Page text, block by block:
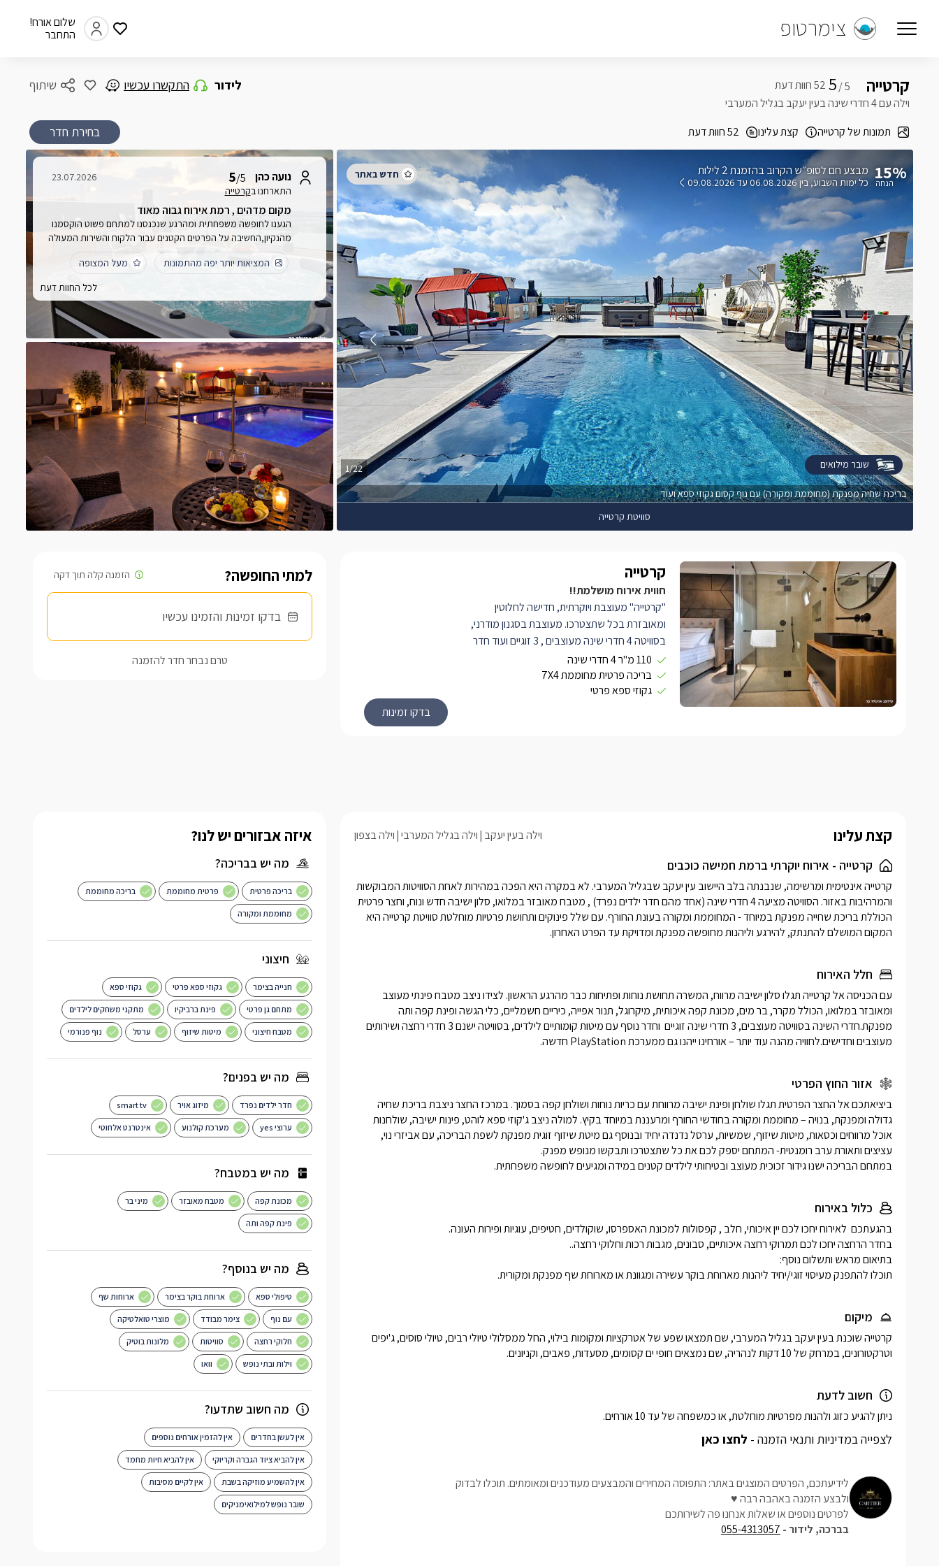
צימרטופ
שלום אורח!
התחבר
קרטייה 5 /
5
וילה עם 4 חדרי שינה בעין יעקב בגליל המערבי
תמונות של קרטייה
קצת עלינו 52 חוות דעת
שיתוף לידור התקשרו עכשיו
בחירת חדר
בריכת שחיה מפנקת (מחוממת ומקורה) עם נוף קסום גקוזי ספא ועוד
1/22
סוויטת קרטייה
15% בהזמנת 2 לילות
כל ימות השבוע בין 06.08.2026 עד 09.08.2026 נועה כהן 5/5
התארחנו בקרטייה
23.07.2026
מקום מדהים , רמת אירוח גבוה מאוד
הגענו לחופשה משפחתית ומהרגע שנכנסנו למתחם פשוט הוקסמנו
מהנקיון,החשיבה על הפרטים הקטנים עבור הלקוח והשירות המעולה
של לידור בעל המקום שחשב על הכל כדי להפוך לנו את החופשה
לטובה ונעימה יותר אין ספק שנהננו מאוד ונחזור שוב! לידור אתה אלוף
המציאות יותר יפה מהתמונות
מעל המצופה
לכל החוות דעת
שובר מילואים
למתי החופשה?
בדקו זמינות והזמינו עכשיו
טרם נבחר חדר להזמנה
קרטייה
חווית אירוח מושלמת!!
"קרטייה" מעוצבת ויוקרתית, חדישה לחלוטין
ומאובזרת בכל שתצטרכו. מעוצבת בסגנון מודרני,
בסוויטה 4 חדרי שינה מעוצבים , 3 זוגיים ועוד חדר
ילדים נפרד עם מיטות קומותיים טלויזיה וקונסולת
פלייסטשן, ישנם 3 חדרי רחצה ושירותים ובהם יחכו
לכם מגבות רכות, חלוקים ותמרוקי רחצה.
משם גם היציאה אל המרפסת והחצר הפרטית
הגדולה והמטופחת של המתחם הכוללת בריכה
פרטית מחוממת ומקורה בעונה וג'קוזי ספא פרטי.
110 מ"ר 4 חדרי שינה
בריכה פרטית מחוממת 7X4
גקוזי ספא פרטי
קצת עלינו וילה בעין יעקב וילה בגליל המערבי וילה בצפון
קרטייה - אירוח יוקרתי ברמת חמישה כוכבים
המקום המושלם להתנתק, להירגע וליהנות מחופשה מפנקת ומדויקת עד הפרט האחרון.
חלל האירוח
מעוצבים וחדישים.לחוויה מהנה עוד יותר – אורחינו ייהנו גם ממערכת PlayStation חדשה.
אזור החוץ הפרטי
במתחם הבריכה ישנו גידור זכוכית מעוצב ובטיחותי לילדים קטנים במידה ומגיעים לחופשה משפחתית.
כלול באירוח
תוכלו להתפנק מעיסוי זוגי/יחיד ליהנות מארוחת בוקר עשירה ומגוונת או מארוחת שף מפנקת ומקורית.
מיקום
וטרקטורונים, במרחק של 10 דקות לנהריה, שם נמצאים חופי ים קסומים, מסעדות, פאבים, וקניונים.
חשוב לדעת
ניתן להגיע כזוג ולהנות מפרטיות מוחלטת, או כמשפחה של עד 10 אורחים.
לצפייה במדיניות ותנאי הזמנה - לחצו כאן
לידיעתכם, הפרטים המוצגים באתר: התפוסה המחירים והמבצעים מעודכנים ומאומתים. תוכלו לבדוק
ולבצע הזמנה באהבה רבה ♥
לפרטים נוספים או שאלות אנחנו פה לשירותכם
בברכה, לידור - 055-4313057
איזה אבזורים יש לנו?
מה יש בבריכה?
בריכה פרטית פרטית מחוממת בריכה מחוממת
מחוממת ומקורה
חיצוני
חנייה בצימר גקוזי ספא פרטי גקוזי ספא
מתחם גן פרטי פינת ברביקיו מתקני משחקים לילדים
מטבח חיצוני מיטות שיזוף ערסל נוף פנורמי
מה יש בפנים?
חדר ילדים נפרד מיזוג אויר smart tv
ערוצי yes מערכת קולנוע אינטרנט אלחוטי
מה יש במטבח?
מכונת קפה מטבח מאובזר מיני בר
פינת קפה ותה
מה יש בנוסף?
טיפולי ספא ארוחת בוקר בצימר ארוחות שף
עם נוף צימר מבודד מוצרי טואלטיקה
חלוקי רחצה סוויטות מלונות בוטיק
וילות ובתי נופש וואו
מה חשוב שתדעו?
אין לעשן בחדרים אין להזמין אורחים נוספים
אין להביא ציוד הגברה וקריוקי אין להביא חיות מחמד
אין להשמיע מוזיקה בשבת אין לקיים מסיבות
שובר נופש למילואימניקים